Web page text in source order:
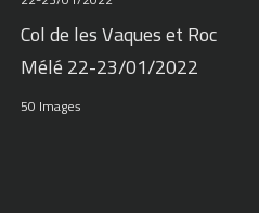
Col de les Vaques et Roc
Mélé 22-23/01/2022
50 Images